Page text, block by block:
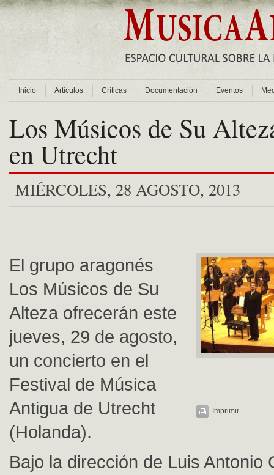
Inicio Artículos Críticas Documentación Eventos
Los Músicos de Su
en Utrecht
MIÉRCOLES, 28 AGOSTO, 2013
Imprimir
El grupo aragonés
Los Músicos de Su
Alteza ofrecerán este
jueves, 29 de agosto,
un concierto en el
Festival de Música
Antigua de Utrecht
(Holanda).
Bajo la dirección de Luis Antonio